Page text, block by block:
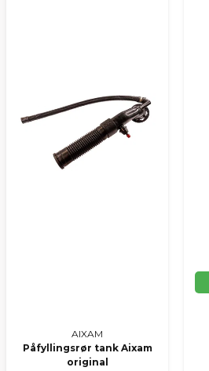
AIXAM
Påfyllingsrør tank Aixam
original
Send